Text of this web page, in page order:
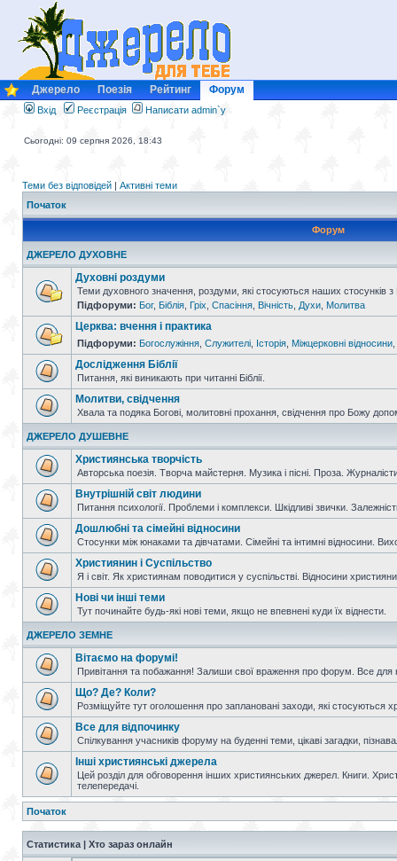
Джерело Поезія Рейтинг Форум
Вхід Реєстрація Написати admin`у
Сьогодні: 09 серпня 2026, 18:43
Теми без відповідей | Активні теми
Початок
Форум
ДЖЕРЕЛО ДУХОВНЕ
Духовні роздуми
Теми духовного значення, роздуми, які стосуються наших стосунків з
Підфоруми: Бог, Біблія Гріх Спасіння Вічність Духи Молитва
Церква: вчення і практика
Підфоруми: Богослужіння Служителі Історія Міжцерковні відносини
Дослідження Біблії
Питання, які виникають при читанні Біблії.
Молитви, свідчення
Хвала та подяка Богові, молитовні прохання, свідчення про Божу
ДЖЕРЕЛО ДУШЕВНЕ
Християнська творчість
Авторська поезія. Творча майстерня. Музика і пісні. Проза.
Внутрішній світ людини
Питання психології. Проблеми і комплекси. Шкідливі звички.
Дошлюбні та сімейні відносини
Стосунки між юнаками та дівчатами. Сімейні та інтимні відносини.
Християнин і Суспільство
Я і світ. Як християнам поводитися у суспільстві. Відносини
Нові чи інші теми
Тут починайте будь-які нові теми, якщо не впевнені куди їх віднести.
ДЖЕРЕЛО ЗЕМНЕ
Вітаємо на форумі!
Привітання та побажання! Залиши свої враження про форум. Все для
Що? Де? Коли?
Розміщуйте тут оголошення про заплановані заходи, які стосуються
Все для відпочинку
Спілкування учасників форуму на буденні теми, цікаві загадки,
Інші християнські джерела
Цей розділ для обговорення інших християнських джерел. Книги.
телепередачі.
Початок
Статистика | Хто зараз онлайн